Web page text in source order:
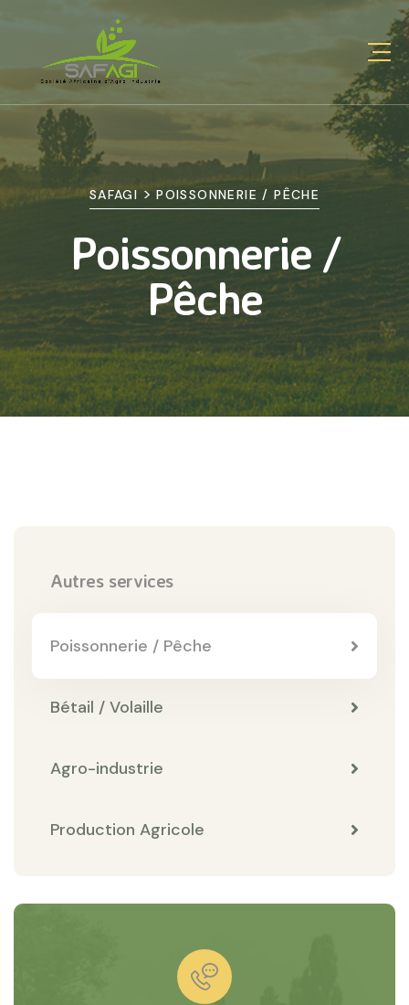
SAFAGI>POISSONNERIE / PÊCHE
Poissonnerie /
Pêche
Autres services
Poissonnerie / Pêche
Bétail / Volaille
Agro-industrie
Production Agricole